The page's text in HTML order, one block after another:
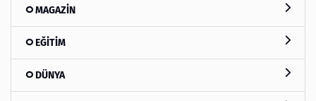
MAGAZİN
EĞİTİM
DÜNYA